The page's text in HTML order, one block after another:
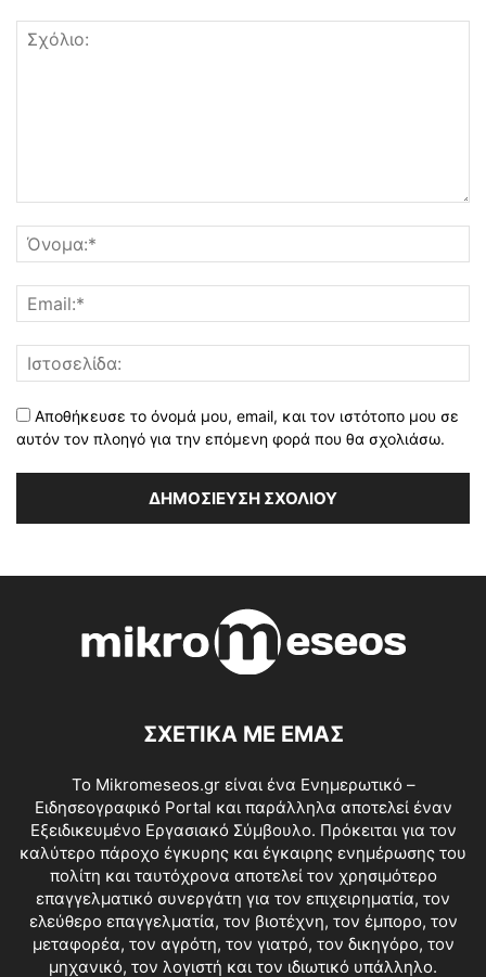
Αποθήκευσε το όνομά μου, email, και τον ιστότοπο μου σε
αυτόν τον πλοηγό για την επόμενη φορά που θα σχολιάσω.
ΣΧΕΤΙΚΑ ΜΕ ΕΜΑΣ
Το Mikromeseos.gr είναι ένα Ενημερωτικό –
Ειδησεογραφικό Portal και παράλληλα αποτελεί έναν
Εξειδικευμένο Εργασιακό Σύμβουλο. Πρόκειται για τον
καλύτερο πάροχο έγκυρης και έγκαιρης ενημέρωσης του
πολίτη και ταυτόχρονα αποτελεί τον χρησιμότερο
επαγγελματικό συνεργάτη για τον επιχειρηματία, τον
ελεύθερο επαγγελματία, τον βιοτέχνη, τον έμπορο, τον
μεταφορέα, τον αγρότη, τον γιατρό, τον δικηγόρο, τον
μηχανικό, τον λογιστή και τον ιδιωτικό υπάλληλο.